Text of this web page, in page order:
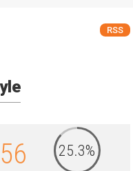
RSS
56 25.3%